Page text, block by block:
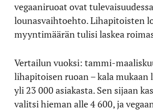
vegaaniruoat ovat
lounasvaihtoehto. Lihapitoisten
myyntimäärän tulisi laskea
Vertailun vuoksi: tammi-
lihapitoisen ruoan – kala mukaan
yli 23 000 asiakasta. Sen sijaan
valitsi hieman alle 4 600, ja